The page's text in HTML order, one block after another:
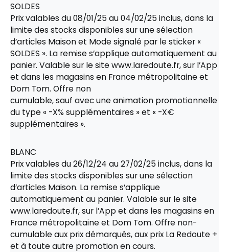
SOLDES
Prix valables du 08/01/25 au 04/02/25 inclus, dans la
limite des stocks disponibles sur une sélection
d’articles Maison et Mode signalé par le sticker «
SOLDES ». La remise s’applique automatiquement au
panier. Valable sur le site www.laredoute.fr, sur l’App
et dans les magasins en France métropolitaine et
Dom Tom. Offre non
cumulable, sauf avec une animation promotionnelle
du type « -X% supplémentaires » et « -X€
supplémentaires ».
BLANC
Prix valables du 26/12/24 au 27/02/25 inclus, dans la
limite des stocks disponibles sur une sélection
d’articles Maison. La remise s’applique
automatiquement au panier. Valable sur le site
www.laredoute.fr, sur l’App et dans les magasins en
France métropolitaine et Dom Tom. Offre non-
cumulable aux prix démarqués, aux prix La Redoute +
et à toute autre promotion en cours.